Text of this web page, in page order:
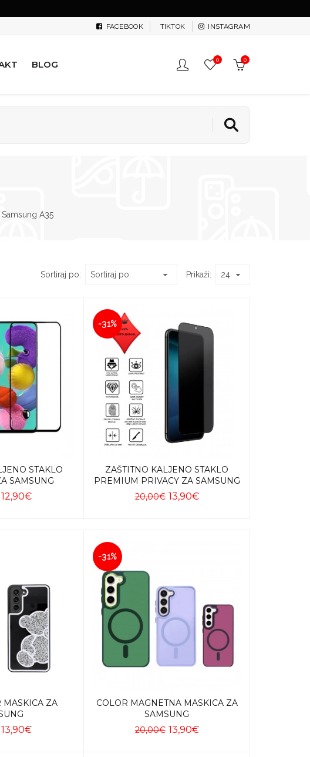
FACEBOOK TIKTOK INSTAGRAM
BLOG 0 0
Samsung A35
Sortiraj po: Prikaži:
STAKLO
SAMSUNG
12,90€
-31%
ZAŠTITNO KALJENO STAKLO
PREMIUM PRIVACY ZA SAMSUNG
20,00€ 13,90€
MASKICA ZA
13,90€
-31%
COLOR MAGNETNA MASKICA ZA
SAMSUNG
20,00€ 13,90€